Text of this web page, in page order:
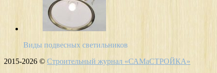
Виды подвесных светильников
2015-2026 © Строительный журнал «САМаСТРОЙКА»